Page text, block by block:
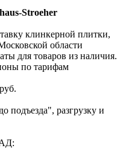
Stroeher
клинкерной плитки,
области
для товаров из наличия.
по тарифам
подъезда", разгрузку и